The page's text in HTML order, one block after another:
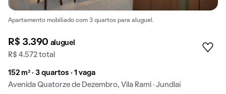
Apartamento mobiliado com 3 quartos para aluguel.
R$ 3.390 aluguel
R$ 4.572 total
152 m² · 3 quartos · 1 vaga
Avenida Quatorze de Dezembro, Vila Rami · Jundiaí